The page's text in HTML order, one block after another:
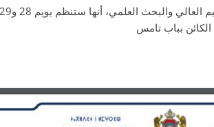
بباب تامس